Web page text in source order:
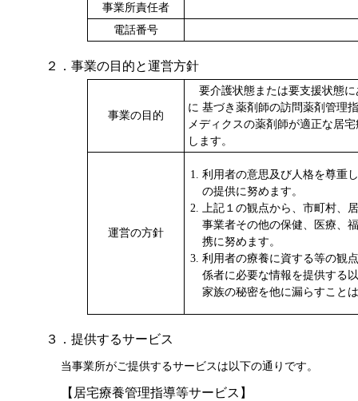
事業所責任者
電話番号
２．事業の目的と運営方針
事業の目的
要介護状態または要支援状態に
に 基づき薬剤師の訪問薬剤管理
メディクスの薬剤師が適正な居
します。
運営の方針
利用者の意思及び人格を尊重
の提供に努めます。
上記１の観点から、市町村、
事業者その他の保健、医療、
携に努めます。
利用者の療養に資する等の観
係者に必要な情報を提供する
家族の秘密を他に漏らすこと
３．提供するサービス
当事業所がご提供するサービスは以下の通りです。
【居宅療養管理指導等サービス】